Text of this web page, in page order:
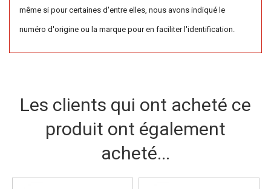
même si pour certaines d'entre elles, nous avons indiqué le
numéro d'origine ou la marque pour en faciliter l'identification.
Les clients qui ont acheté ce
produit ont également
acheté...